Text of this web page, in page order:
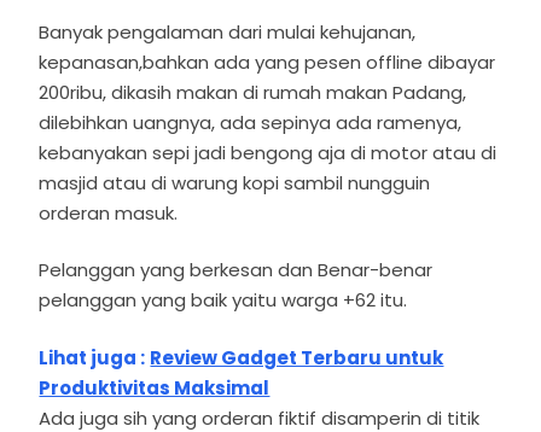
Banyak pengalaman dari mulai kehujanan,
kepanasan,bahkan ada yang pesen offline dibayar
200ribu, dikasih makan di rumah makan Padang,
dilebihkan uangnya, ada sepinya ada ramenya,
kebanyakan sepi jadi bengong aja di motor atau di
masjid atau di warung kopi sambil nungguin
orderan masuk.
Pelanggan yang berkesan dan Benar-benar
pelanggan yang baik yaitu warga +62 itu.
Lihat juga : Review Gadget Terbaru untuk
Produktivitas Maksimal
Ada juga sih yang orderan fiktif disamperin di titik